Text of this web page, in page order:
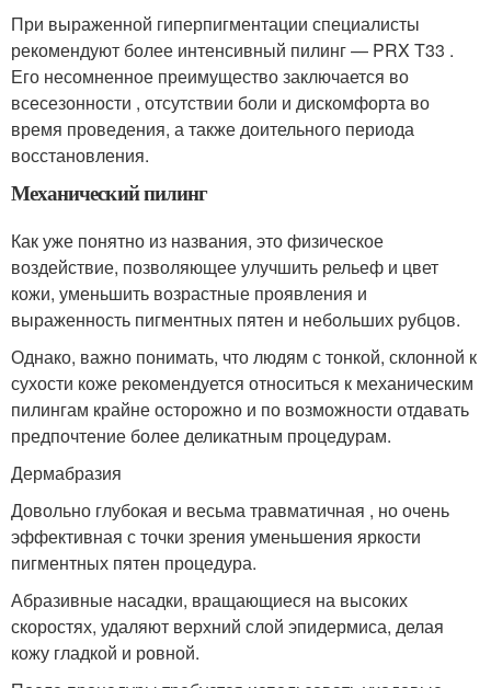
При выраженной гиперпигментации специалисты
рекомендуют более интенсивный пилинг — PRX T33 .
Его несомненное преимущество заключается во
всесезонности , отсутствии боли и дискомфорта во
время проведения, а также доительного периода
восстановления.
Механический пилинг
Как уже понятно из названия, это физическое
воздействие, позволяющее улучшить рельеф и цвет
кожи, уменьшить возрастные проявления и
выраженность пигментных пятен и небольших рубцов.
Однако, важно понимать, что людям с тонкой, склонной к
сухости коже рекомендуется относиться к механическим
пилингам крайне осторожно и по возможности отдавать
предпочтение более деликатным процедурам.
Дермабразия
Довольно глубокая и весьма травматичная , но очень
эффективная с точки зрения уменьшения яркости
пигментных пятен процедура.
Абразивные насадки, вращающиеся на высоких
скоростях, удаляют верхний слой эпидермиса, делая
кожу гладкой и ровной.